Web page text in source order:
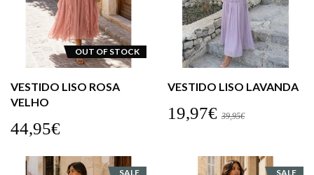
OUT OF STOCK
VESTIDO LISO ROSA
VELHO
44,95€
VESTIDO LISO LAVANDA
19,97€ 39,95€
SALE SALE